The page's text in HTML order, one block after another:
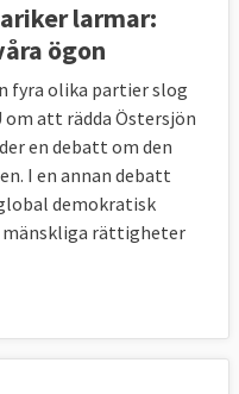
larmar:
ögon
fyra olika partier slog
att rädda Östersjön
en debatt om den
I en annan debatt
demokratisk
mänskliga rättigheter